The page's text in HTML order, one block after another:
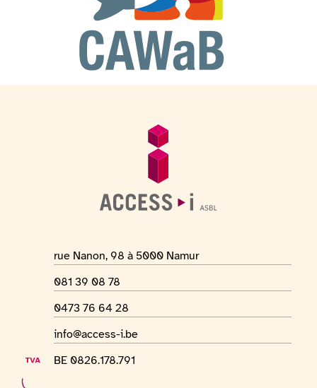
Allgemeine Informationen
Adresse des Ortes
rue Nanon, 98 à 5000 Namur
Telefonnummer
081 39 08 78
WhatsApp-Nummer
0473 76 64 28
E-Mail-Adresse
info@access-i.be
USt-IdNr.
BE 0826.178.791